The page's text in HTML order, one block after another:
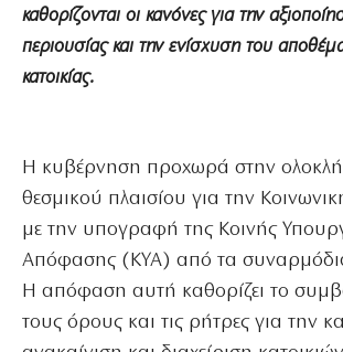
καθορίζονται οι κανόνες για την
περιουσίας και την ενίσχυση του
κατοικίας.
Η κυβέρνηση προχωρά στην
θεσμικού πλαισίου για την
με την υπογραφή της Κοινής
Απόφασης (ΚΥΑ) από τα
Η απόφαση αυτή καθορίζει το
τους όρους και τις ρήτρες για την